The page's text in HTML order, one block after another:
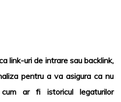
link-uri de intrare sau backlink,
pentru a va asigura ca nu
ar fi istoricul legaturilor